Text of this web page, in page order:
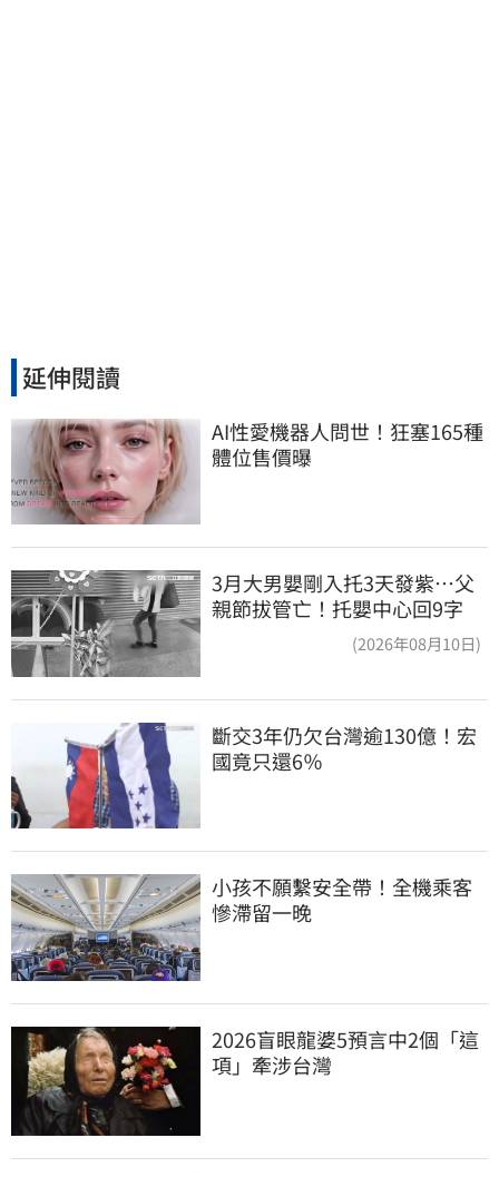
延伸閱讀
AI性愛機器人問世！狂塞165種
體位售價曝
3月大男嬰剛入托3天發紫…父
親節拔管亡！托嬰中心回9字
(2026年08月10日)
斷交3年仍欠台灣逾130億！宏
國竟只還6％
小孩不願繫安全帶！全機乘客
慘滯留一晚
2026盲眼龍婆5預言中2個「這
項」牽涉台灣